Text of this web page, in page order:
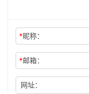
*昵称：
*邮箱：
网址：